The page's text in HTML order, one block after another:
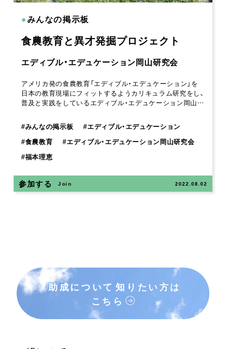
●みんなの掲示板
食農教育と異才発掘プロジェクト
エディブル・エデュケーション岡山研究会
アメリカ発の食農教育「エディブル・エデュケーション」を
日本の教育現場にフィットするようカリキュラム研究をし、
普及と実践をしているエディブル・エデュケーション岡山…
#みんなの掲示板 #エディブル・エデュケーション
#食農教育 #エディブル・エデュケーション岡山研究会
#福本理恵
参加する Join 2022.08.02
助成について 知りたい方は
こちら